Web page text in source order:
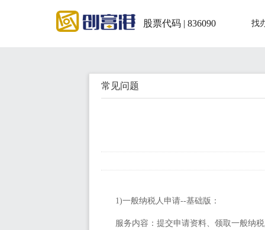
股票代码 | 836090 找
常见问题
1)一般纳税人申请--基础版：
服务内容：提交申请资料、领取一般纳